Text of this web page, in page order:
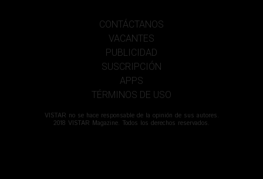
CONTÁCTANOS
VACANTES
PUBLICIDAD
SUSCRIPCIÓN
APPS
TÉRMINOS DE USO
VISTAR no se hace responsable de la opinión de sus autores.
2018 VISTAR Magazine. Todos los derechos reservados.